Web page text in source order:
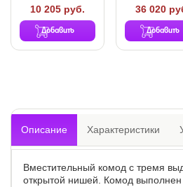
10 205 руб.
Добавить
36 020
Добавить
Описание Характеристики
Вместительный комод с тремя
открытой нишей. Комод